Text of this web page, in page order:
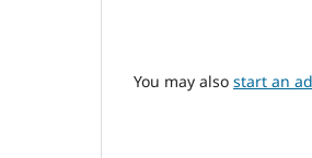
You may also start an